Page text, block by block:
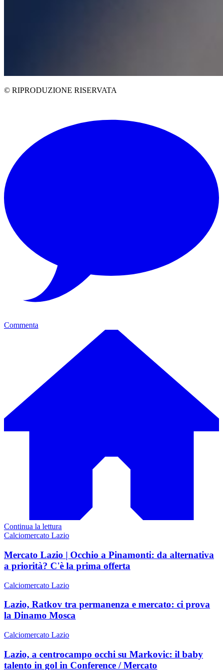
© RIPRODUZIONE RISERVATA
Commenta
Continua la lettura
Calciomercato Lazio
Mercato Lazio | Occhio a Pinamonti: da alternativa
a priorità? C'è la prima offerta
Calciomercato Lazio
Lazio, Ratkov tra permanenza e mercato: ci prova
la Dinamo Mosca
Calciomercato Lazio
Lazio, a centrocampo occhi su Markovic: il baby
talento in gol in Conference / Mercato